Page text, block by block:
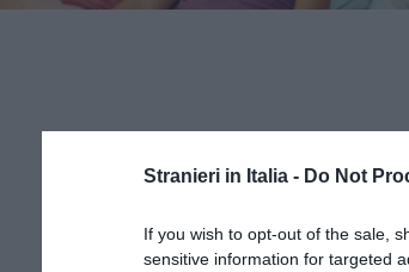
Stranieri in Italia - Do Not
If you wish to opt-out of the sale,
sensitive information for targeted